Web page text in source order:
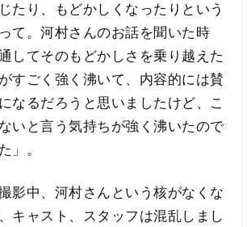
たり、もどかしくなったりという
て。河村さんのお話を聞いた時
してそのもどかしさを乗り越えた
すごく強く沸いて、内容的には賛
なるだろうと思いましたけど、こ
いと言う気持ちが強く沸いたので
」。
影中、河村さんという核がなくな
キャスト、スタッフは混乱しまし